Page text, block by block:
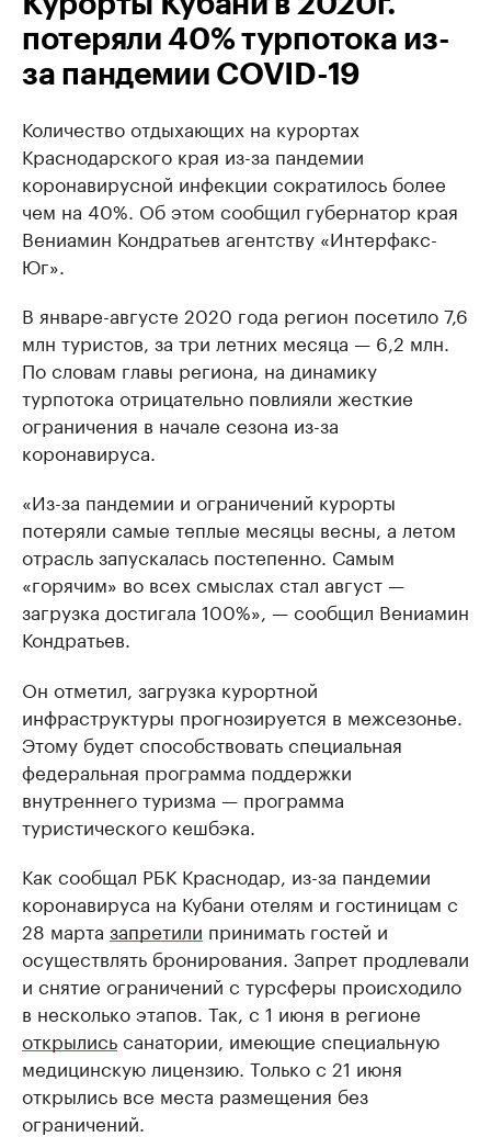
потеряли 40% турпотока из-
за пандемии COVID-19
Количество отдыхающих на курортах
Краснодарского края из-за пандемии
коронавирусной инфекции сократилось более
чем на 40%. Об этом сообщил губернатор края
Вениамин Кондратьев агентству «Интерфакс-
Юг».
В январе-августе 2020 года регион посетило 7,6
млн туристов, за три летних месяца — 6,2 млн.
По словам главы региона, на динамику
турпотока отрицательно повлияли жесткие
ограничения в начале сезона из-за
коронавируса.
«Из-за пандемии и ограничений курорты
потеряли самые теплые месяцы весны, а летом
отрасль запускалась постепенно. Самым
«горячим» во всех смыслах стал август —
загрузка достигала 100%», — сообщил Вениамин
Кондратьев.
Он отметил, загрузка курортной
инфраструктуры прогнозируется в межсезонье.
Этому будет способствовать специальная
федеральная программа поддержки
внутреннего туризма — программа
туристического кешбэка.
Как сообщал РБК Краснодар, из-за пандемии
коронавируса на Кубани отелям и гостиницам с
28 марта запретили принимать гостей и
осуществлять бронирования. Запрет продлевали
и снятие ограничений с турсферы происходило
в несколько этапов. Так, с 1 июня в регионе
открылисьсанатории, имеющие специальную
медицинскую лицензию. Только с 21 июня
открылись все места размещения без
ограничений.